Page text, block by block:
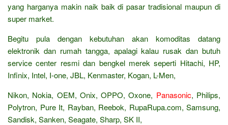
yang harganya makin naik baik di pasar tradisional maupun di
super market.
Begitu pula dengan kebutuhan akan komoditas datang
elektronik dan rumah tangga, apalagi kalau rusak dan butuh
service center resmi dan bengkel merek seperti Hitachi, HP,
Infinix, Intel, I-one, JBL, Kenmaster, Kogan, L-Men,
Nikon, Nokia, OEM, Onix, OPPO, Oxone, Panasonic, Philips,
Polytron, Pure It, Rayban, Reebok, RupaRupa.com, Samsung,
Sandisk, Sanken, Seagate, Sharp, SK II,